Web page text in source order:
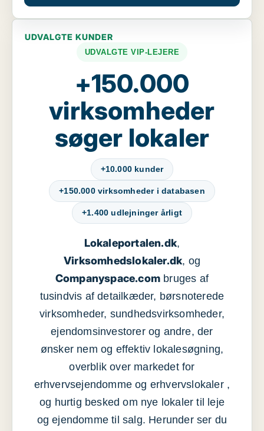
UDVALGTE KUNDER
UDVALGTE VIP-LEJERE
+150.000
virksomheder
søger lokaler
+10.000 kunder
+150.000 virksomheder i databasen
+1.400 udlejninger årligt
Lokaleportalen.dk,
Virksomhedslokaler.dk, og
Companyspace.com bruges af
tusindvis af detailkæder, børsnoterede
virksomheder, sundhedsvirksomheder,
ejendomsinvestorer og andre, der
ønsker nem og effektiv lokalesøgning,
overblik over markedet for
erhvervsejendomme og erhvervslokaler ,
og hurtig besked om nye lokaler til leje
og ejendomme til salg. Herunder ser du